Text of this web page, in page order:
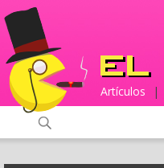
Artículos |